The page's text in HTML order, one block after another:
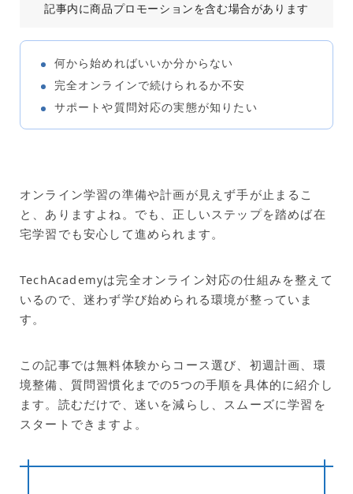
記事内に商品プロモーションを含む場合があります
何から始めればいいか分からない
完全オンラインで続けられるか不安
サポートや質問対応の実態が知りたい
オンライン学習の準備や計画が見えず手が止まるこ
と、ありますよね。でも、正しいステップを踏めば在
宅学習でも安心して進められます。
TechAcademyは完全オンライン対応の仕組みを整えて
いるので、迷わず学び始められる環境が整っていま
す。
この記事では無料体験からコース選び、初週計画、環
境整備、質問習慣化までの5つの手順を具体的に紹介し
ます。読むだけで、迷いを減らし、スムーズに学習を
スタートできますよ。